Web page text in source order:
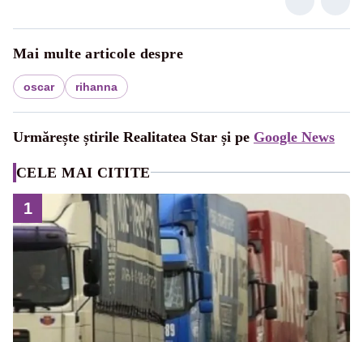
Mai multe articole despre
oscar rihanna
Urmărește știrile Realitatea Star și pe Google News
CELE MAI CITITE
1